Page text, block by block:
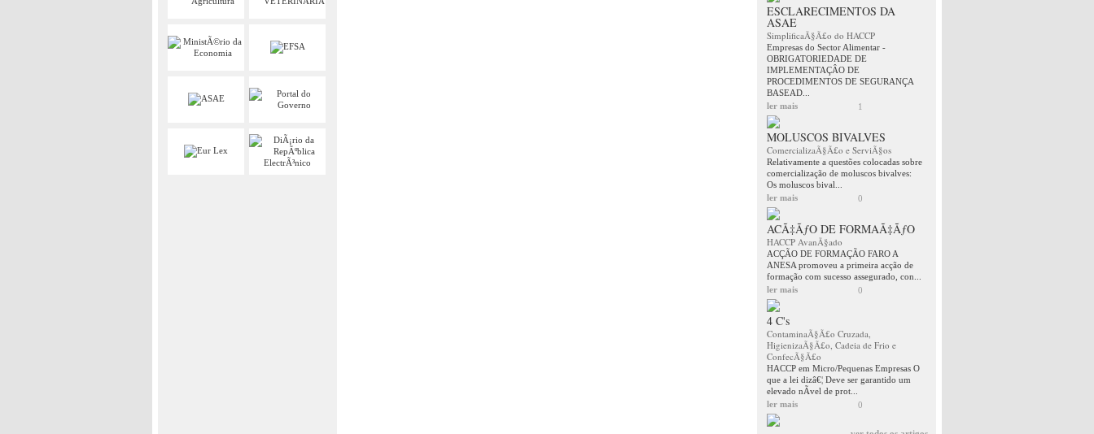
ESCLARECIMENTOS DA
ASAE
SimplificaÃ§Ã£o do HACCP
Empresas do Sector Alimentar -
OBRIGATORIEDADE DE
IMPLEMENTAÇÂO DE
PROCEDIMENTOS DE SEGURANÇA
BASEAD...
ler mais
1
MOLUSCOS BIVALVES
ComercializaÃ§Ã£o e ServiÃ§os
Relativamente a questões colocadas sobre
comercialização de moluscos bivalves:
Os moluscos bival...
ler mais
0
ACÃ‡ÃƒO DE FORMAÃ‡ÃƒO
HACCP AvanÃ§ado
ACÇÃO DE FORMAÇÃO FARO A
ANESA promoveu a primeira acção de
formação com sucesso assegurado, con...
ler mais
0
4 C's
ContaminaÃ§Ã£o Cruzada,
HigienizaÃ§Ã£o, Cadeia de Frio e
ConfecÃ§Ã£o
HACCP em Micro/Pequenas Empresas O
que a lei dizâ€¦ Deve ser garantido um
elevado nÃ­vel de prot...
ler mais
0